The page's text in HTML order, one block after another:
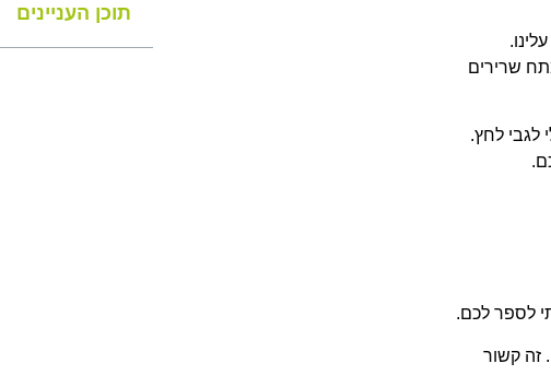
שרירים
לגבי לחץ.
לספר לכם.
זה קשור
תוכן העניינים